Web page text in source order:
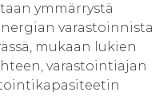
ymmärrystä
varastoinnista
mukaan lukien
varastointiajan